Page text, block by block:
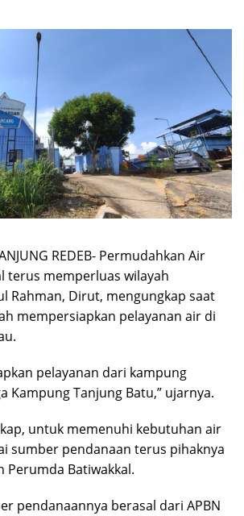
REDEB- Permudahkan Air
terus memperluas wilayah
Rahman, Dirut, mengungkap saat
mempersiapkan pelayanan air di
pelayanan dari kampung
Kampung Tanjung Batu,” ujarnya.
untuk memenuhi kebutuhan air
sumber pendanaan terus pihaknya
Perumda Batiwakkal.
pendanaannya berasal dari APBN